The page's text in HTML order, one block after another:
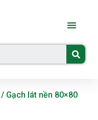
/ Gạch lát nền 80×80